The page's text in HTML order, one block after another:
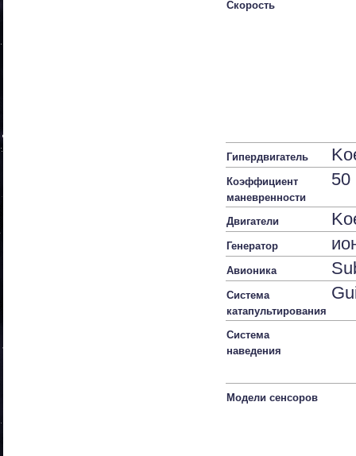
Скорость
Гипердвигатель
Коэффициент
маневренности
50
Двигатели
Генератор
Авионика
Система
катапультирования
Система
наведения
Модели сенсоров